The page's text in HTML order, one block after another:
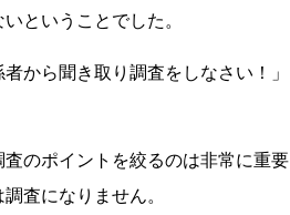
ということでした。
から聞き取り調査をしなさい！」
のポイントを絞るのは非常に重要
査になりません。